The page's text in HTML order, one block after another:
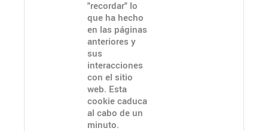
"recordar" lo
que ha hecho
en las páginas
anteriores y
sus
interacciones
con el sitio
web. Esta
cookie caduca
al cabo de un
minuto.